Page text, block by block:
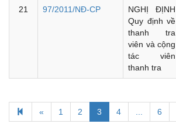
21 97/2011/NĐ-CP
NGHỊ ĐỊNH
Quy định về
thanh tra
viên và cộng
tác viên
thanh tra
« 1 2 3 4 6
chức tỉnh Đắk Lắk năm 2026